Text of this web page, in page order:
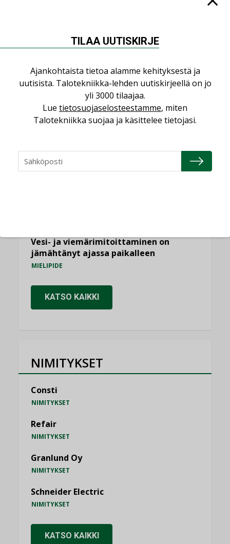
NÄKÖKULMIA
Puheista tekoihin – uusin teknologia
käyttöön kiinteistöissä
Sähköistäminen säästää euroja
Yli miljoona kotia on vailla toimivaa
ilmanvaihtoa
Vesi- ja viemärimitoittaminen on
jämähtänyt ajassa paikalleen
MIELIPIDE
KATSO KAIKKI
NIMITYKSET
Consti
NIMITYKSET
Refair
NIMITYKSET
Granlund Oy
NIMITYKSET
Schneider Electric
NIMITYKSET
KATSO KAIKKI
TILAA UUTISKIRJE
Ajankohtaista tietoa alamme kehityksestä ja
uutisista. Talotekniikka-lehden uutiskirjeellä on jo
yli 3000 tilaajaa.
Lue tietosuojaselosteestamme, miten
Talotekniikka suojaa ja käsittelee tietojasi.